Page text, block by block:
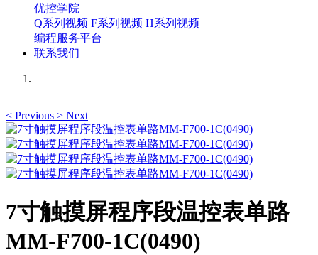
优控学院
Q系列视频 F系列视频 H系列视频
编程服务平台
联系我们
< Previous > Next
7寸触摸屏程序段温控表单路
MM-F700-1C(0490)